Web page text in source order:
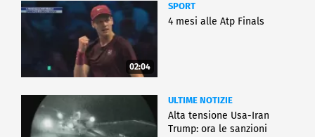
02:04
SPORT
4 mesi alle Atp Finals
ULTIME NOTIZIE
Alta tensione Usa-Iran
Trump: ora le sanzioni